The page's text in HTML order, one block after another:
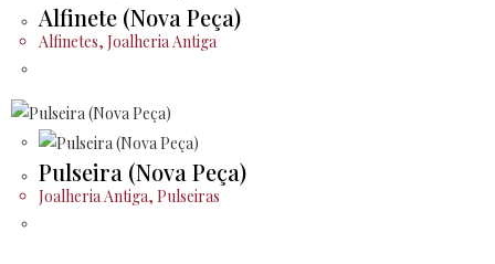
Alfinete (Nova Peça)
Alfinetes, Joalheria Antiga
Pulseira (Nova Peça)
Joalheria Antiga, Pulseiras